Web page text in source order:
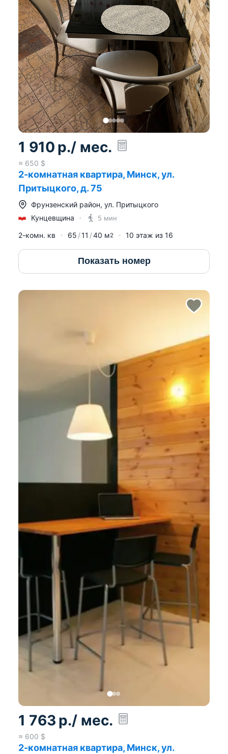
1 910 р./ мес.
≈ 650 $
2-комнатная квартира, Минск, ул.
Притыцкого, д. 75
Фрунзенский район, ул. Притыцкого
Кунцевщина
5 мин
2-комн. кв 65 11 40 м2 10 этаж из 16
Показать номер
1 763 р./ мес.
≈ 600 $
2-комнатная квартира, Минск, ул.